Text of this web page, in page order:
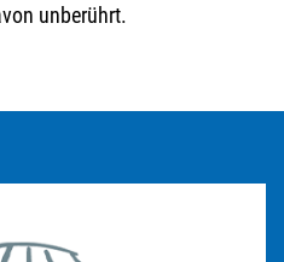
unberührt.